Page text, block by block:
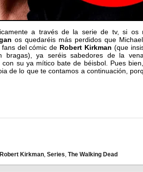
a través de la serie de tv, si os
os quedaréis más perdidos que
del cómic de Robert Kirkman(que
ya seréis sabedores de la
su ya mítico bate de béisbol. Pues
de lo que te contamos a continuación,
Robert Kirkman, Series, The Walking Dead